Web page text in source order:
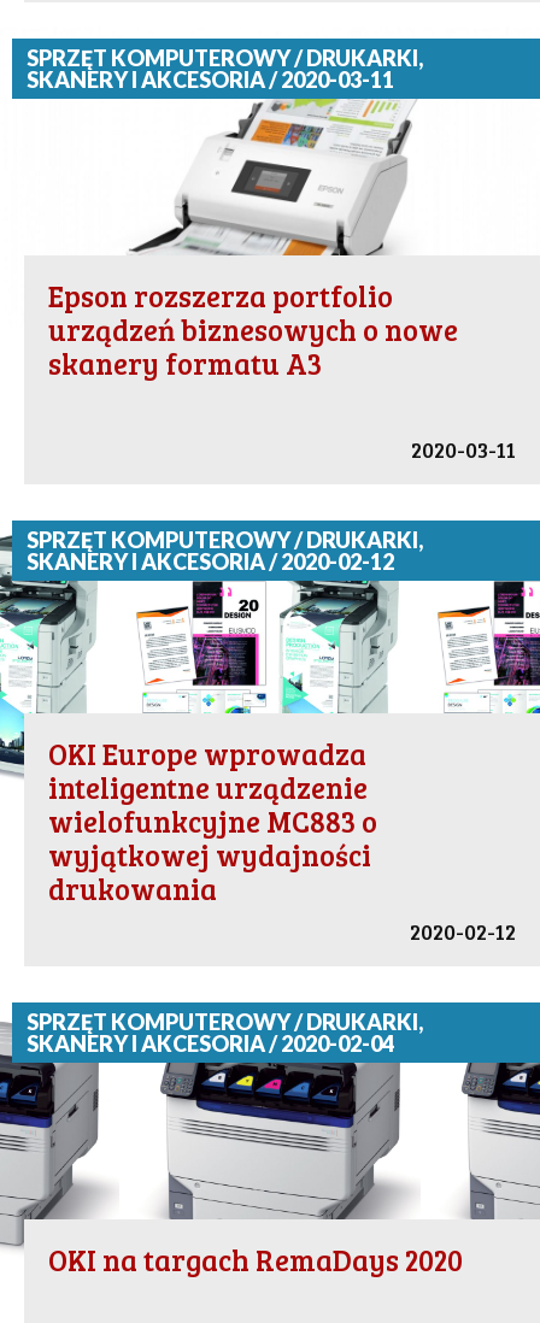
SPRZĘT KOMPUTEROWY / DRUKARKI,
SKANERY I AKCESORIA / 2020-03-11
Epson rozszerza portfolio
urządzeń biznesowych o nowe
skanery formatu A3
2020-03-11
SPRZĘT KOMPUTEROWY / DRUKARKI,
SKANERY I AKCESORIA / 2020-02-12
OKI Europe wprowadza
inteligentne urządzenie
wielofunkcyjne MC883 o
wyjątkowej wydajności
drukowania
2020-02-12
SPRZĘT KOMPUTEROWY / DRUKARKI,
SKANERY I AKCESORIA / 2020-02-04
OKI na targach RemaDays 2020